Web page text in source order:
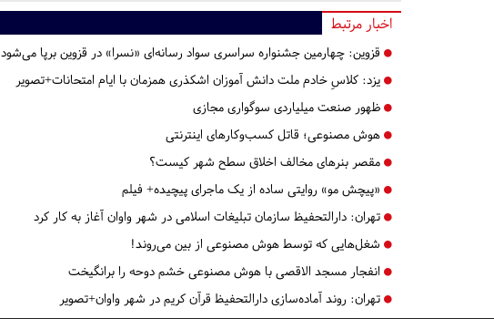
اخبار مرتبط
قزوین: چهارمین جشنواره سراسری سواد رسانه‌ای «نسرا» در قزوین برپا می‌شود
یزد: کلاسِ خادم ملت دانش آموزان اشکذری همزمان با ایام امتحانات+تصویر
ظهور صنعت میلیاردی سوگواری مجازی
هوش مصنوعی؛ قاتل کسب‌وکارهای اینترنتی
مقصر بنرهای مخالف اخلاق سطح شهر کیست؟
«پیچش مو» روایتی ساده از یک ماجرای پیچیده+ فیلم
تهران: دارالتحفیظ سازمان تبلیغات اسلامی در شهر واوان آغاز به کار کرد
شغل‌هایی که توسط هوش مصنوعی از بین می‌روند!
انفجار مسجد الاقصی با هوش مصنوعی خشم دوحه را برانگیخت
تهران: روند آماده‌سازی دارالتحفیظ قرآن کریم در شهر واوان+تصویر